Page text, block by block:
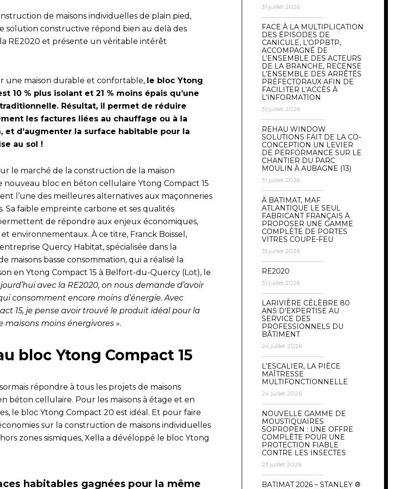
de maisons individuelles de plain pied,
solution constructive répond bien au delà des
RE2020 et présente un véritable intérêt
une maison durable et confortable, le bloc Ytong
10 % plus isolant et 21 % moins épais qu’une
Résultat, il permet de réduire
les factures liées au chauffage ou à la
et d’augmenter la surface habitable pour la
au sol !
le marché de la construction de la maison
nouveau bloc en béton cellulaire Ytong Compact 15
l’une des meilleures alternatives aux maçonneries
Sa faible empreinte carbone et ses qualités
de répondre aux enjeux économiques,
environnementaux. À ce titre, Franck Boissel,
Quercy Habitat, spécialisée dans la
maisons basse consommation, qui a réalisé la
en Ytong Compact 15 à Belfort-du-Quercy (Lot), le
avec la RE2020, on nous demande d’avoir
consomment encore moins d’énergie. Avec
15, je pense avoir trouvé le produit idéal pour la
maisons moins énergivores ».
bloc Ytong Compact 15
répondre à tous les projets de maisons
béton cellulaire. Pour les maisons à étage et en
le bloc Ytong Compact 20 est idéal. Et pour faire
sur la construction de maisons individuelles
zones sismiques, Xella a dévéloppé le bloc Ytong
habitables gagnées pour la même
31 juillet 2026
FACE À LA MULTIPLICATION
DES ÉPISODES DE
CANICULE, L’OPPBTP,
ACCOMPAGNÉ DE
L’ENSEMBLE DES ACTEURS
DE LA BRANCHE, RECENSE
L’ENSEMBLE DES ARRÊTÉS
PRÉFECTORAUX AFIN DE
FACILITER L’ACCÈS À
L’INFORMATION
31 juillet 2026
REHAU WINDOW
SOLUTIONS FAIT DE LA CO-
CONCEPTION UN LEVIER
DE PERFORMANCE SUR LE
CHANTIER DU PARC
MOULIN À AUBAGNE (13)
31 juillet 2026
À BATIMAT, MAF
ATLANTIQUE LE SEUL
FABRICANT FRANÇAIS À
PROPOSER UNE GAMME
COMPLÈTE DE PORTES
VITRES COUPE-FEU
31 juillet 2026
RE2020
31 juillet 2026
LARIVIÈRE CÉLÈBRE 80
ANS D’EXPERTISE AU
SERVICE DES
PROFESSIONNELS DU
BÂTIMENT
24 juillet 2026
L’ESCALIER, LA PIÈCE
MAÎTRESSE
MULTIFONCTIONNELLE
24 juillet 2026
NOUVELLE GAMME DE
MOUSTIQUAIRES
SOPROPEN : UNE OFFRE
COMPLÈTE POUR UNE
PROTECTION FIABLE
CONTRE LES INSECTES
23 juillet 2026
BATIMAT 2026 – STANLEY ®